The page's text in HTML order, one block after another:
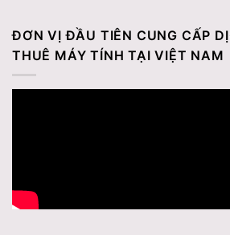
ĐƠN VỊ ĐẦU TIÊN CUNG CẤP
THUÊ MÁY TÍNH TẠI VIỆT NAM